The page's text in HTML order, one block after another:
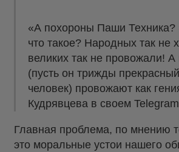
«А похороны Паши Техника?
что такое? Народных так не
великих так не провожали!
(пусть он трижды
человек) провожают как
Кудрявцева в своем
Главная проблема, по мнению
это моральные устои нашего